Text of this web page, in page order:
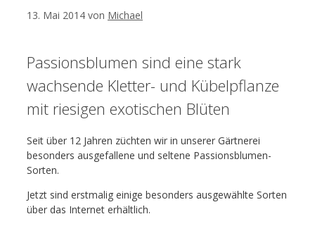
13. Mai 2014 von Michael
Passionsblumen sind eine stark
wachsende Kletter- und Kübelpflanze
mit riesigen exotischen Blüten
Seit über 12 Jahren züchten wir in unserer Gärtnerei
besonders ausgefallene und seltene Passionsblumen-
Sorten.
Jetzt sind erstmalig einige besonders ausgewählte Sorten
über das Internet erhältlich.